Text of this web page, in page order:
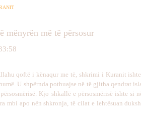
mënyrën më të përsosur
qoftë i kënaqur me të, shkrimi i Kuranit
U shpërnda pothuajse në të gjitha qendrat
Kjo shkallë e përsosmërisë ishte si
mbi apo nën shkronja, të cilat e lehtësuan